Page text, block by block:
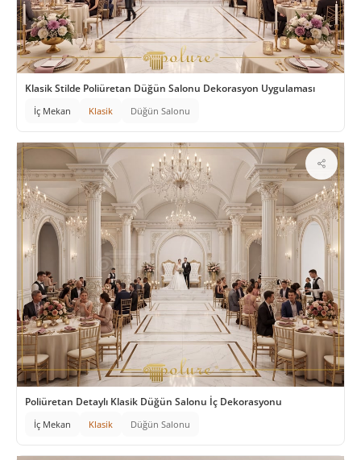
Klasik Stilde Poliüretan Düğün Salonu Dekorasyon Uygulaması
İç Mekan Klasik Düğün Salonu
Poliüretan Detaylı Klasik Düğün Salonu İç Dekorasyonu
İç Mekan Klasik Düğün Salonu